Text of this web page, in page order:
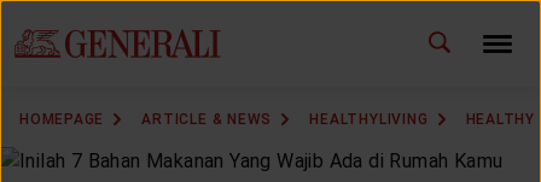
HOMEPAGE ARTICLE & NEWS HEALTHYLIVING HEALTHY
CHANGE LANGUAGE ID EN